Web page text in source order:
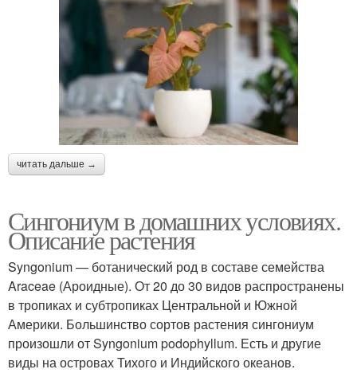
читать дальше →
Сингониум в домашних условиях.
Описание растения
Syngonium — ботанический род в составе семейства
Araceae (Ароидные). От 20 до 30 видов распространены
в тропиках и субтропиках Центральной и Южной
Америки. Большинство сортов растения сингониум
произошли от Syngonium podophyllum. Есть и другие
виды на островах Тихого и Индийского океанов.